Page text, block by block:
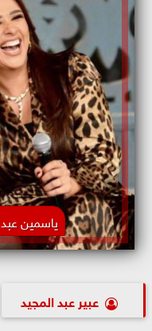
ياسمين
عبير عبد المجيد